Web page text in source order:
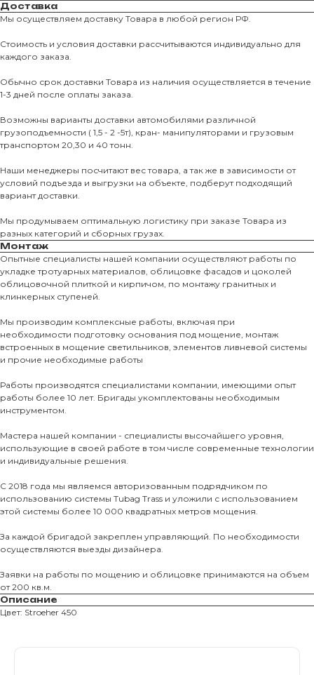
Доставка
Мы осуществляем доставку Товара в любой регион РФ.
Стоимость и условия доставки рассчитываются индивидуально для
каждого заказа.
Обычно срок доставки Товара из наличия осуществляется в течение
1-3 дней после оплаты заказа.
Возможны варианты доставки автомобилями различной
грузоподъемности ( 1,5 - 2 -5т), кран- манипуляторами и грузовым
транспортом 20,30 и 40 тонн.
Наши менеджеры посчитают вес товара, а так же в зависимости от
условий подъезда и выгрузки на объекте, подберут подходящий
вариант доставки.
Мы продумываем оптимальную логистику при заказе Товара из
разных категорий и сборных грузах.
Монтаж
Опытные специалисты нашей компании осуществляют работы по
укладке тротуарных материалов, облицовке фасадов и цоколей
облицовочной плиткой и кирпичом, по монтажу гранитных и
клинкерных ступеней.
Мы производим комплексные работы, включая при
необходимости подготовку основания под мощение, монтаж
встроенных в мощение светильников, элементов ливневой системы
и прочие необходимые работы
Работы производятся специалистами компании, имеющими опыт
работы более 10 лет. Бригады укомплектованы необходимым
инструментом.
Мастера нашей компании - специалисты высочайшего уровня,
использующие в своей работе в том числе современные технологии
и индивидуальные решения.
С 2018 года мы являемся авторизованным подрядчиком по
использованию системы Tubag Trass и уложили с использованием
этой системы более 10 000 квадратных метров мощения.
За каждой бригадой закреплен управляющий. По необходимости
осуществляются выезды дизайнера.
Заявки на работы по мощению и облицовке принимаются на объем
от 200 кв.м.
Описание
Цвет: Stroeher 450
ПОМОЩЬ
О КОМПАНИИ
Навесы,
Фасадные